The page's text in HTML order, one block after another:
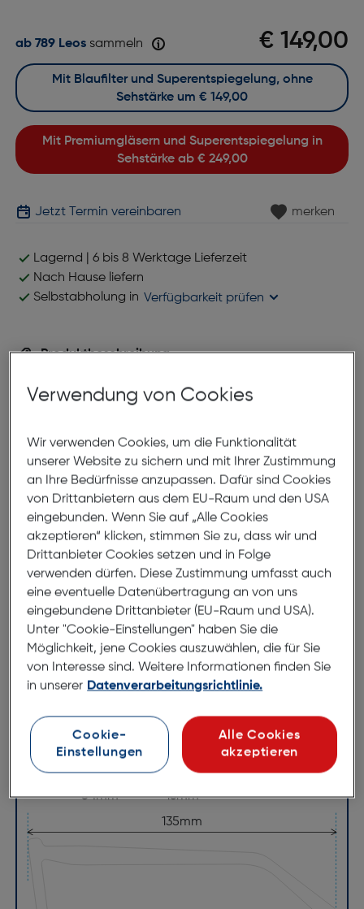
€ 149,00
ab 789 Leossammeln
Mit Premiumgläsern und Superentspiegelung in
Sehstärke ab € 249,00
Mit Blaufilter und Superentspiegelung, ohne
Sehstärke um € 149,00
Jetzt Termin vereinbaren merken
Lagernd | 6 bis 8 Werktage Lieferzeit
Nach Hause liefern
Selbstabholung in Verfügbarkeit prüfen
Produktbeschreibung
Da Conte 35-0638 02
Abmessungen
Brillenbreite: 134mm
Steg:16mm
Glasbreite:
54mm
Bügellänge:135mm
(individuell ausrichtbar)
134mm
16mm
54mm
135mm
Verwendung von Cookies
Wir verwenden Cookies, um die Funktionalität
unserer Website zu sichern und mit Ihrer Zustimmung
an Ihre Bedürfnisse anzupassen. Dafür sind Cookies
von Drittanbietern aus dem EU-Raum und den USA
eingebunden. Wenn Sie auf „Alle Cookies
akzeptieren“ klicken, stimmen Sie zu, dass wir und
Drittanbieter Cookies setzen und in Folge
verwenden dürfen. Diese Zustimmung umfasst auch
eine eventuelle Datenübertragung an von uns
eingebundene Drittanbieter (EU-Raum und USA).
Unter "Cookie-Einstellungen" haben Sie die
Möglichkeit, jene Cookies auszuwählen, die für Sie
von Interesse sind. Weitere Informationen finden Sie
in unserer Datenverarbeitungsrichtlinie.
Cookie-
Einstellungen
Alle Cookies
akzeptieren